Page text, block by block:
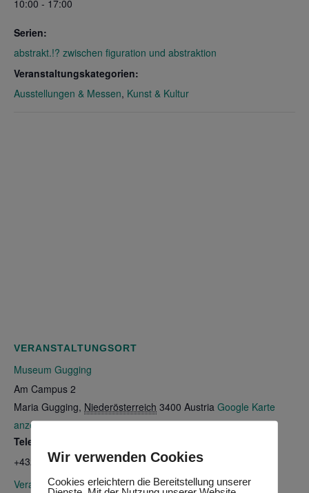
10:00 - 17:00
Serien:
abstrakt.!? zwischen figuration und abstraktion
Veranstaltungskategorien:
Ausstellungen & Messen, Kunst & Kultur
VERANSTALTUNGSORT
Museum Gugging
Am Campus 2
Maria Gugging, Niederösterreich 3400 Austria Google Karte
anzeigen
Telefon
+43224387087
Veranstaltungsort-Website anzeigen
Wir verwenden Cookies
Cookies erleichtern die Bereitstellung unserer